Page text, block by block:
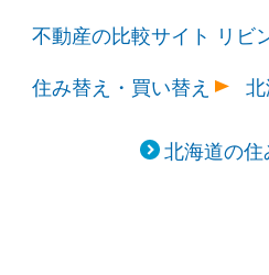
不動産の比較サイト リビ
住み替え・買い替え
北海道の